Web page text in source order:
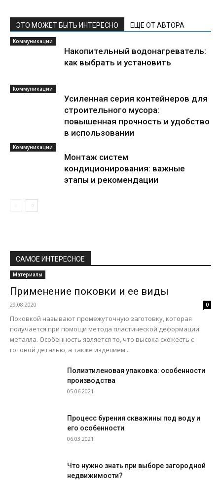
ЭТО МОЖЕТ БЫТЬ ИНТЕРЕСНО ЕЩЕ ОТ АВТОРА
Коммуникации
Накопительный водонагреватель:
как выбрать и установить
Коммуникации
Усиленная серия контейнеров для
строительного мусора:
повышенная прочность и удобство
в использовании
Коммуникации
Монтаж систем
кондиционирования: важные
этапы и рекомендации
САМОЕ ИНТЕРЕСНОЕ
Материалы
Применение поковки и ее виды
29.08.2020 0
Поковкой называют промежуточную заготовку, которая
получается при помощи метода пластической деформации
металла. Особенность является то, что высока схожесть с
готовой деталью, а также изделием...
Полиэтиленовая упаковка: особенности
производства
05.06.2021
Процесс бурения скважины под воду и
его особенности
06.03.2021
Что нужно знать при выборе загородной
недвижимости?